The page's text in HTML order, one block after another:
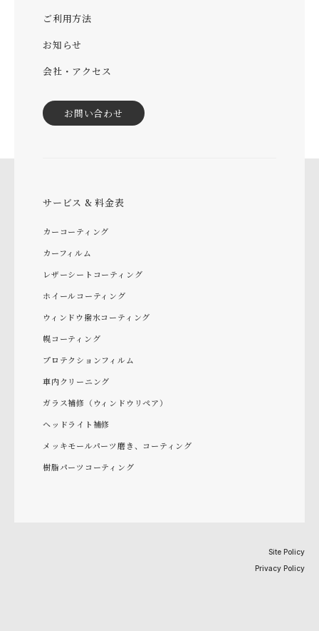
ご利用方法
お知らせ
会社・アクセス
お問い合わせ
サービス & 料金表
カーコーティング
カーフィルム
レザーシートコーティング
ホイールコーティング
ウィンドウ撥水コーティング
幌コーティング
プロテクションフィルム
車内クリーニング
ガラス補修（ウィンドウリペア）
ヘッドライト補修
メッキモールパーツ磨き、コーティング
樹脂パーツコーティング
Site Policy
Privacy Policy